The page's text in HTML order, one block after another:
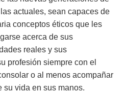
actuales, sean capaces de
conceptos éticos que les
acerca de sus
reales y sus
profesión siempre con el
o al menos acompañar
su vida en sus manos.